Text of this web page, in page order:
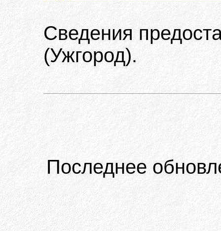
Сведения
(Ужгород).
Последнее